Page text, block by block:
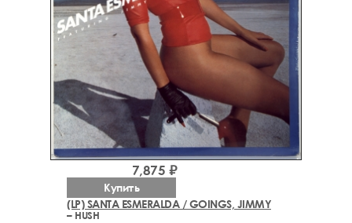
(LP) SANTA ESMERALDA / GOINGS, JIMMY
– HUSH
7,875 ₽
Купить